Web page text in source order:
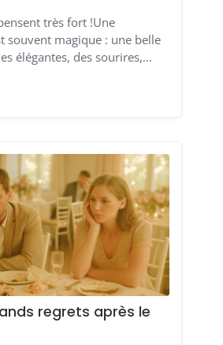
très fort !Une
souvent magique : une belle
élégantes, des sourires,...
regrets après le